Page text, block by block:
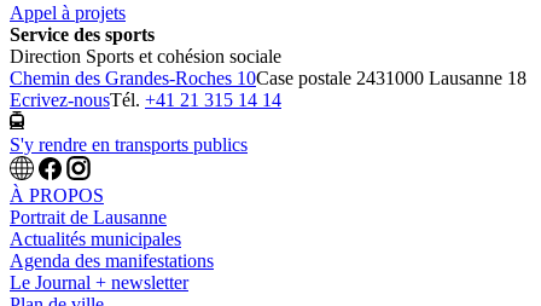
Appel à projets
Service des sports
Direction Sports et cohésion sociale
Chemin des Grandes-Roches 10Case postale 2431000 Lausanne 18
Ecrivez-nousTél. +41 21 315 14 14
S'y rendre en transports publics
À PROPOS
Portrait de Lausanne
Actualités municipales
Agenda des manifestations
Le Journal + newsletter